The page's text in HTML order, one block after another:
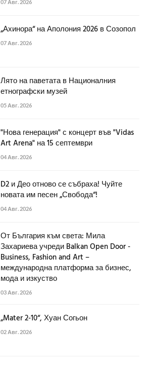
07 Авг. 2026
„Ахинора“ на Аполония 2026 в Созопол
07 Авг. 2026
Лято на паветата в Националния
етнографски музей
05 Авг. 2026
"Нова генерация" с концерт във "Vidas
Art Arena" на 15 септември
04 Авг. 2026
D2 и Део отново се събраха! Чуйте
новата им песен „Свобода“!
04 Авг. 2026
От България към света: Мила
Захариева учреди Balkan Open Door -
Business, Fashion and Art –
международна платформа за бизнес,
мода и изкуство
03 Авг. 2026
„Mater 2-10“, Хуан Согьон
02 Авг. 2026